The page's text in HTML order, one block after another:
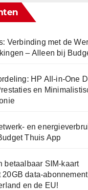
Verbinding met de
– Alleen bij
HP All-in-One
en
en
Thuis App
betaalbaar SIM-kaart
data-
en de EU!